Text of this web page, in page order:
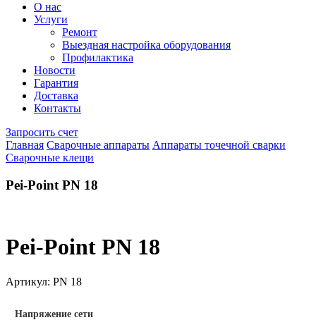
О нас
Услуги
Ремонт
Выездная настройка оборудования
Профилактика
Новости
Гарантия
Доставка
Контакты
Запросить счет
Главная Сварочные аппараты Аппараты точечной сварки
Сварочные клещи
Pei-Point PN 18
Pei-Point PN 18
Артикул: PN 18
Напряжение сети